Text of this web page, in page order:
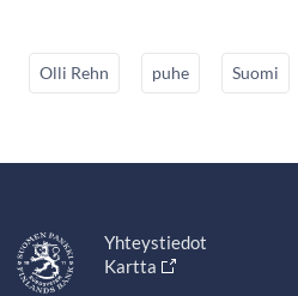
Olli Rehn puhe Suomi
Yhteystiedot
Kartta